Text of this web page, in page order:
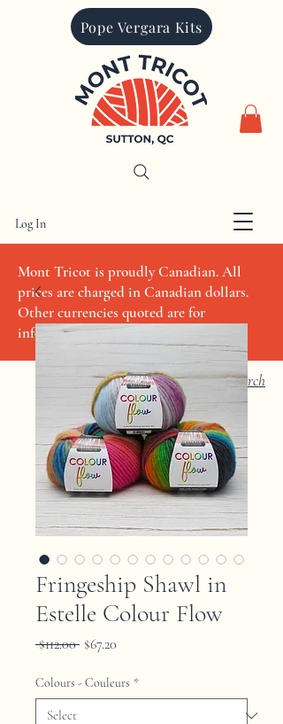
Pope Vergara Kits
CAD (C$)
Mont Tricot is proudly Canadian. All
prices are charged in Canadian dollars.
Other currencies quoted are for
informational purposes only
Log In
Search
Fringeship Shawl in
Estelle Colour Flow
$112.00 Regular
$67.20
Colours - Couleurs *